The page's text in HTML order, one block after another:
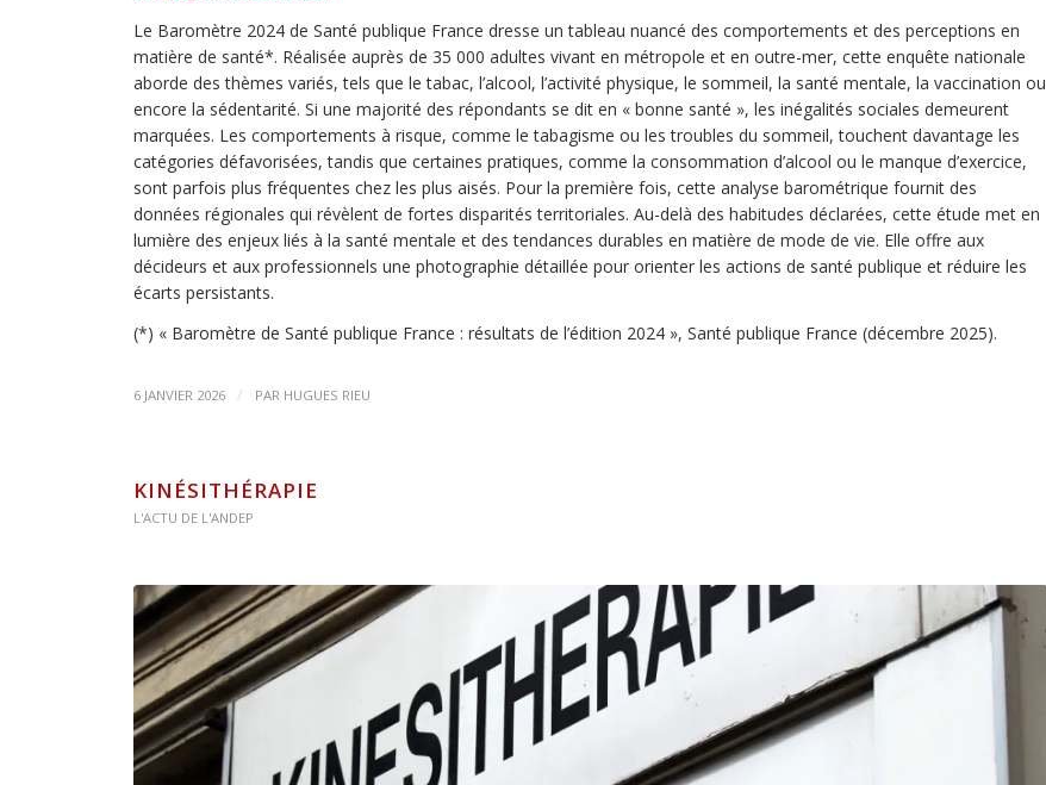
Le Baromètre 2024 de Santé publique France dresse un tableau nuancé des comportements et des perceptions en
matière de santé*. Réalisée auprès de 35 000 adultes vivant en métropole et en outre-mer, cette enquête nationale
aborde des thèmes variés, tels que le tabac, l’alcool, l’activité physique, le sommeil, la santé mentale, la vaccination ou
encore la sédentarité. Si une majorité des répondants se dit en « bonne santé », les inégalités sociales demeurent
marquées. Les comportements à risque, comme le tabagisme ou les troubles du sommeil, touchent davantage les
catégories défavorisées, tandis que certaines pratiques, comme la consommation d’alcool ou le manque d’exercice,
sont parfois plus fréquentes chez les plus aisés. Pour la première fois, cette analyse barométrique fournit des
données régionales qui révèlent de fortes disparités territoriales. Au-delà des habitudes déclarées, cette étude met en
lumière des enjeux liés à la santé mentale et des tendances durables en matière de mode de vie. Elle offre aux
décideurs et aux professionnels une photographie détaillée pour orienter les actions de santé publique et réduire les
écarts persistants.
(*) « Baromètre de Santé publique France : résultats de l’édition 2024 », Santé publique France (décembre 2025).
6 JANVIER 2026 / PAR HUGUES RIEU
KINÉSITHÉRAPIE
L'ACTU DE L'ANDEP